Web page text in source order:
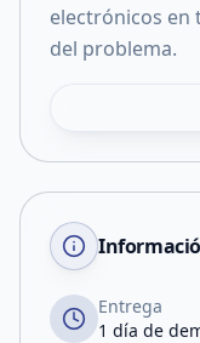
electrónicos en
del problema.
Entrega
1 día de